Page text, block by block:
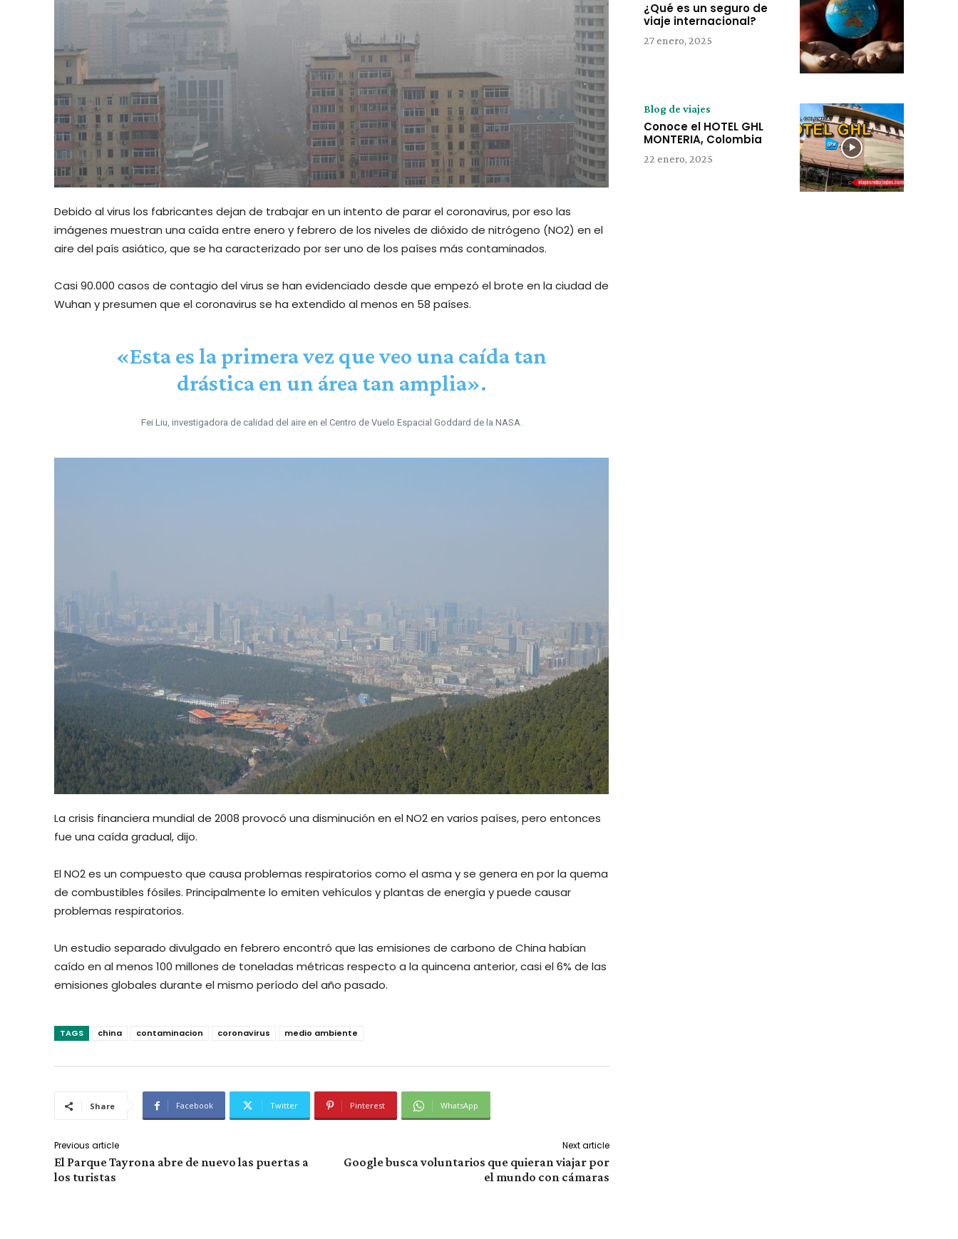
Debido al virus los fabricantes dejan de trabajar en un intento de parar el coronavirus, por eso las
imágenes muestran una caída entre enero y febrero de los niveles de dióxido de nitrógeno (NO2) en el
aire del país asiático, que se ha caracterizado por ser uno de los países más contaminados.
Casi 90.000 casos de contagio del virus se han evidenciado desde que empezó el brote en la ciudad de
Wuhan y presumen que el coronavirus se ha extendido al menos en 58 países.
«Esta es la primera vez que veo una caída tan
drástica en un área tan amplia».
Fei Liu, investigadora de calidad del aire en el Centro de Vuelo Espacial Goddard de la NASA.
La crisis financiera mundial de 2008 provocó una disminución en el NO2 en varios países, pero entonces
fue una caída gradual, dijo.
El NO2 es un compuesto que causa problemas respiratorios como el asma y se genera en por la quema
de combustibles fósiles. Principalmente lo emiten vehículos y plantas de energía y puede causar
problemas respiratorios.
Un estudio separado divulgado en febrero encontró que las emisiones de carbono de China habían
caído en al menos 100 millones de toneladas métricas respecto a la quincena anterior, casi el 6% de las
emisiones globales durante el mismo período del año pasado.
TAGS china contaminacion coronavirus medio ambiente
Share Facebook Twitter Pinterest WhatsApp
Previous article
El Parque Tayrona abre de nuevo las puertas a
los turistas
Next article
Google busca voluntarios que quieran viajar por
el mundo con cámaras
¿Qué es un seguro de
viaje internacional?
27 enero, 2025
Blog de viajes
Conoce el HOTEL GHL
MONTERIA, Colombia
22 enero, 2025